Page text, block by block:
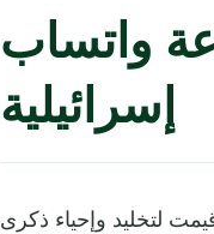
واتساب
إسرائيلية
لتخليد وإحياء ذكرى